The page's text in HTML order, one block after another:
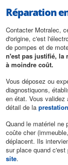
Réparation
Contacter Motralec,
d'origine, c'est
de pompes et de
n'est pas justifié, la
à moindre coût.
Vous déposez ou
diagnostiquons,
en état. Vous validez
détail de la
Quand le matériel ne
coûte cher
déplacent. Ils
sur place quand
site.